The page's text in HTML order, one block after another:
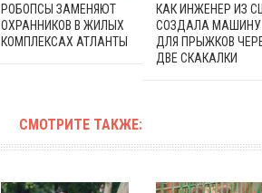
РОБОПСЫ ЗАМЕНЯЮТ
ОХРАННИКОВ В ЖИЛЫХ
КОМПЛЕКСАХ АТЛАНТЫ
КАК ИНЖЕНЕР ИЗ
СОЗДАЛА МАШИНУ
ДЛЯ ПРЫЖКОВ
ДВЕ СКАКАЛКИ
СМОТРИТЕ ТАКЖЕ: